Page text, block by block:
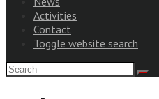
Activities
Contact
Toggle website search